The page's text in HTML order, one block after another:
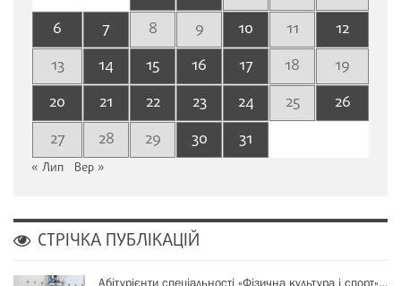
6
7 8 9 10 11
12
13
14 15 16 17 18
19
20
21 22 23 24 25
26
27
28 29 30 31
« Лип Вер »
СТРІЧКА ПУБЛІКАЦІЙ
Абітурієнти спеціальності «Фізична культура і спорт»…